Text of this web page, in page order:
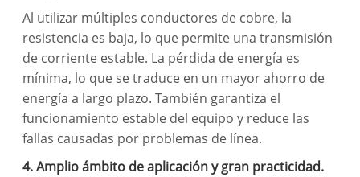
Al utilizar múltiples conductores de cobre, la
resistencia es baja, lo que permite una transmisión
de corriente estable. La pérdida de energía es
mínima, lo que se traduce en un mayor ahorro de
energía a largo plazo. También garantiza el
funcionamiento estable del equipo y reduce las
fallas causadas por problemas de línea.
4. Amplio ámbito de aplicación y gran practicidad.